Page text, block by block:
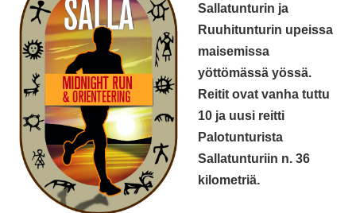
Sallatunturin ja
Ruuhitunturin upeissa
maisemissa
yöttömässä yössä.
Reitit ovat vanha tuttu
10 ja uusi reitti
Palotunturista
Sallatunturiin n. 36
kilometriä.